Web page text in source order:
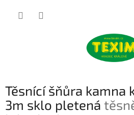
Těsnící šňůra kamna
3m sklo pletená